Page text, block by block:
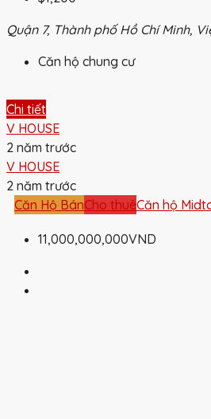
Quận 7, Thành phố Hồ Chí Minh,
Căn hộ chung cư
Chi tiết
V HOUSE
2 năm trước
V HOUSE
2 năm trước
Căn Hộ BánCho thuêCăn hộ
11,000,000,000VND